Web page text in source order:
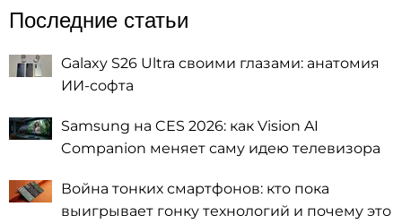
Последние статьи
Galaxy S26 Ultra своими глазами: анатомия
ИИ-софта
Samsung на CES 2026: как Vision AI
Companion меняет саму идею телевизора
Война тонких смартфонов: кто пока
выигрывает гонку технологий и почему это